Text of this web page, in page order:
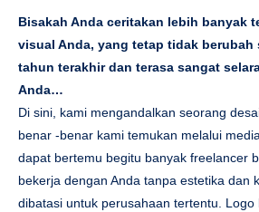
Bisakah Anda ceritakan lebih banyak
visual Anda, yang tetap tidak berubah
tahun terakhir dan terasa sangat
Anda…
Di sini, kami mengandalkan seorang
benar -benar kami temukan melalui
dapat bertemu begitu banyak freelancer
bekerja dengan Anda tanpa estetika dan
dibatasi untuk perusahaan tertentu. Logo